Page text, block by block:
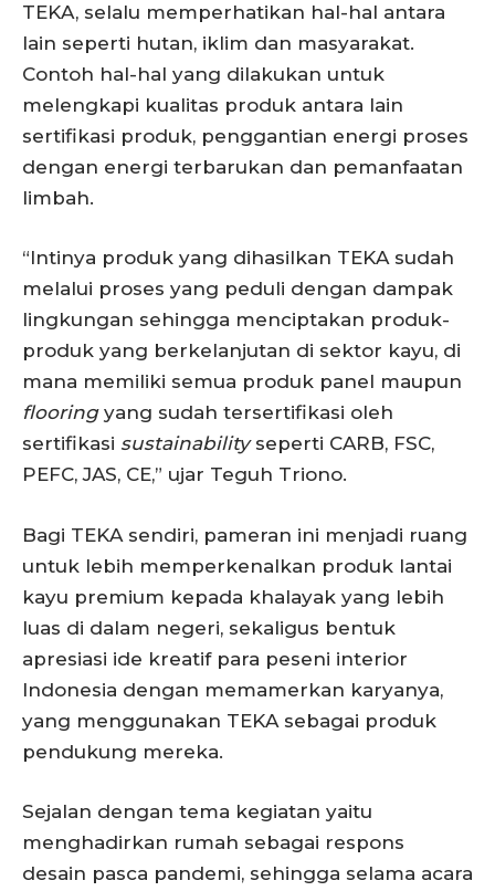
TEKA, selalu memperhatikan hal-hal antara
lain seperti hutan, iklim dan masyarakat.
Contoh hal-hal yang dilakukan untuk
melengkapi kualitas produk antara lain
sertifikasi produk, penggantian energi proses
dengan energi terbarukan dan pemanfaatan
limbah.
“Intinya produk yang dihasilkan TEKA sudah
melalui proses yang peduli dengan dampak
lingkungan sehingga menciptakan produk-
produk yang berkelanjutan di sektor kayu, di
mana memiliki semua produk panel maupun
flooringyang sudah tersertifikasi oleh
sertifikasi sustainabilityseperti CARB, FSC,
PEFC, JAS, CE,” ujar Teguh Triono.
Bagi TEKA sendiri, pameran ini menjadi ruang
untuk lebih memperkenalkan produk lantai
kayu premium kepada khalayak yang lebih
luas di dalam negeri, sekaligus bentuk
apresiasi ide kreatif para peseni interior
Indonesia dengan memamerkan karyanya,
yang menggunakan TEKA sebagai produk
pendukung mereka.
Sejalan dengan tema kegiatan yaitu
menghadirkan rumah sebagai respons
desain pasca pandemi, sehingga selama acara